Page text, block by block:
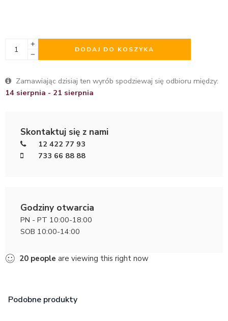
DODAJ DO KOSZYKA
Zamawiając dzisiaj ten wyrób spodziewaj się odbioru między:
14 sierpnia - 21 sierpnia
Skontaktuj się z nami
12 422 77 93
733 66 88 88
Godziny otwarcia
PN - PT 10:00-18:00
SOB 10:00-14:00
20 people are viewing this right now
Podobne produkty